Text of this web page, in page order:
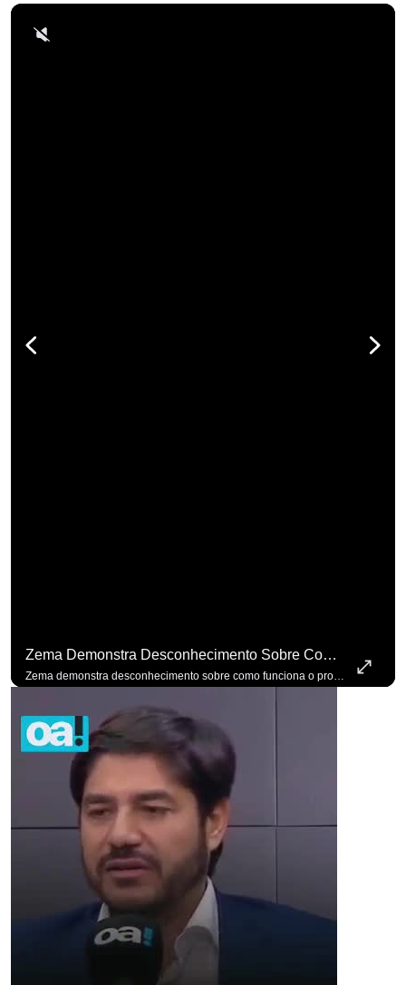
Zema Demonstra Desconhecimento Sobre Como Funciona O Processo De Mudança Das Leis. #OAntagonista
Zema demonstra desconhecimento sobre como funciona o processo de mudança das leis. #OAntagonista Se você busca informação com credibilidade, inscreva-se agora e ative o